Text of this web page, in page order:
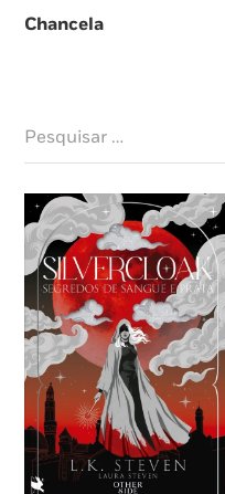
Chancela
Pesquisar